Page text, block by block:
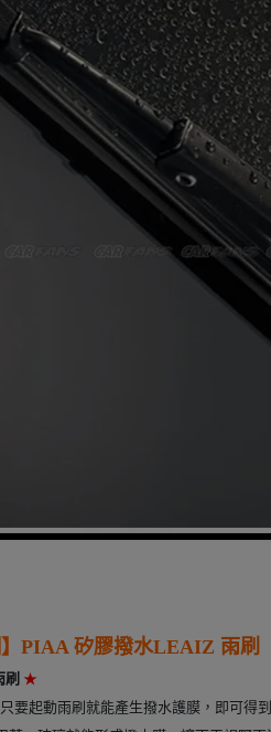
PIAA 矽膠撥水LEAIZ 雨刷
刷 ★
要起動雨刷就能產生撥水護膜，即可得